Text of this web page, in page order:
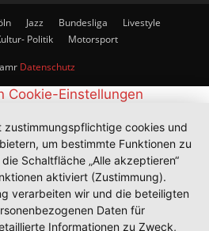
Jazz Bundesliga
Livestyle
Politik Motorsport
Datenschutz
Cookie-Einstellungen
zustimmungspflichtige cookies und
um bestimmte Funktionen zu
Schaltfläche „Alle akzeptieren“
aktiviert (Zustimmung).
verarbeiten wir und die beteiligten
Daten für
Informationen zu Zweck,